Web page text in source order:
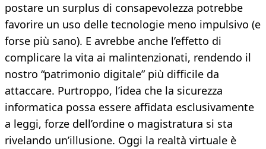
postare un surplus di consapevolezza potrebbe
favorire un uso delle tecnologie meno impulsivo (e
forse più sano). E avrebbe anche l’effetto di
complicare la vita ai malintenzionati, rendendo il
nostro “patrimonio digitale” più difficile da
attaccare. Purtroppo, l’idea che la sicurezza
informatica possa essere affidata esclusivamente
a leggi, forze dell’ordine o magistratura si sta
rivelando un’illusione. Oggi la realtà virtuale è